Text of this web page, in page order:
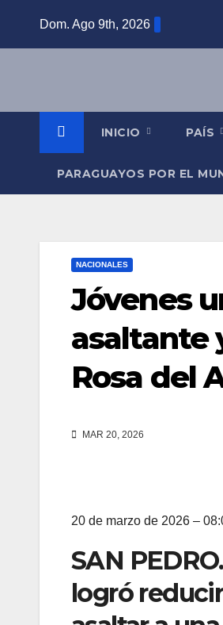
Dom. Ago 9th, 2026
INICIO PAÍS
PARAGUAYOS POR EL
NACIONALES
Jóvenes
asaltante
Rosa del
MAR 20, 2026
20 de marzo de 2026 –
SAN
logró